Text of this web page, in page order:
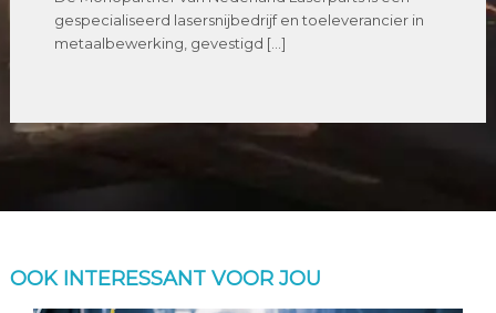
gespecialiseerd lasersnijbedrijf en toeleverancier in
metaalbewerking, gevestigd […]
OOK INTERESSANT VOOR JOU